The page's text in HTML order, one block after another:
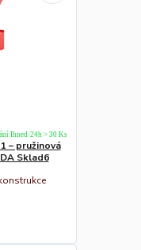
– pružinová
Sklad6
Ihned-24h > 30 Ks